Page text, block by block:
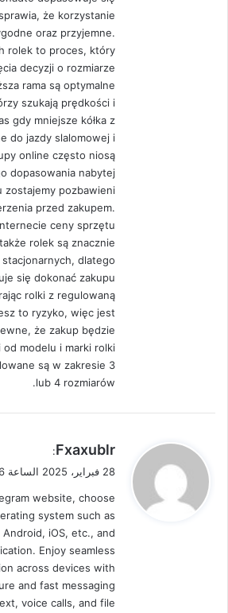
że korzystanie
oraz przyjemne.
rolek to proces, który
decyzji o rozmiarze
rama są optymalne
szukają prędkości i
gdy mniejsze kółka z
do jazdy slalomowej i
online często niosą
dopasowania nabytej
zostajemy pozbawieni
przed zakupem.
ceny sprzętu
rolek są znacznie
dlatego
się dokonać zakupu
rolki z regulowaną
to ryzyko, więc jest
że zakup będzie
od modelu i marki rolki
są w zakresie 3
lub 4 rozmiarów.
ي
ق
ل
Fxaxublr
:
28 فبراير، 2025 الساعة 2:26 م
website, choose
system such as
Android, iOS, etc., and
Enjoy seamless
across devices with
and fast messaging
voice calls, and file